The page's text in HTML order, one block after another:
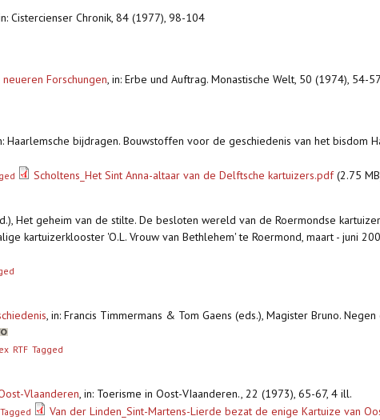
Cistercienser Chronik, 84 (1977), 98-104
Forschungen, in: Erbe und Auftrag. Monastische Welt, 50 (1974), 54-57
Haarlemsche bijdragen. Bouwstoffen voor de geschiedenis van het bisdom
Scholtens_Het Sint Anna-altaar van de Delftsche kartuizers.pdf(2.75
Het geheim van de stilte. De besloten wereld van de Roermondse
kartuizerklooster 'O.L. Vrouw van Bethlehem' te Roermond, maart - juni
, in: Francis Timmermans & Tom Gaens (eds.), Magister Bruno.
RTF Tagged
Vlaanderen, in: Toerisme in Oost-VIaanderen., 22 (1973), 65-67, 4 ill.
Tagged Van der Linden_Sint-Martens-Lierde bezat de enige Kartuize van